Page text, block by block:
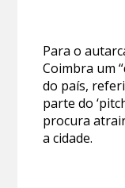
Para o
Coimbra um
do país,
parte do
procura
a cidade.